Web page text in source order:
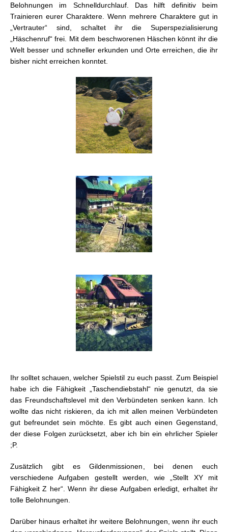
Belohnungen im Schnelldurchlauf. Das hilft definitiv beim
Trainieren eurer Charaktere. Wenn mehrere Charaktere gut in
„Vertrauter“ sind, schaltet ihr die Superspezialisierung
„Häschenruf“ frei. Mit dem beschworenen Häschen könnt ihr die
Welt besser und schneller erkunden und Orte erreichen, die ihr
bisher nicht erreichen konntet.
Ihr solltet schauen, welcher Spielstil zu euch passt. Zum Beispiel
habe ich die Fähigkeit „Taschendiebstahl“ nie genutzt, da sie
das Freundschaftslevel mit den Verbündeten senken kann. Ich
wollte das nicht riskieren, da ich mit allen meinen Verbündeten
gut befreundet sein möchte. Es gibt auch einen Gegenstand,
der diese Folgen zurücksetzt, aber ich bin ein ehrlicher Spieler
;P.
Zusätzlich gibt es Gildenmissionen, bei denen euch
verschiedene Aufgaben gestellt werden, wie „Stellt XY mit
Fähigkeit Z her“. Wenn ihr diese Aufgaben erledigt, erhaltet ihr
tolle Belohnungen.
Darüber hinaus erhaltet ihr weitere Belohnungen, wenn ihr euch